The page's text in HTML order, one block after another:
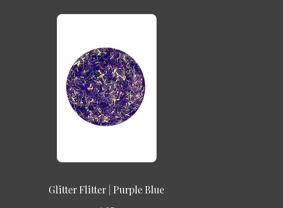
Glitter Flitter | Purple Blue